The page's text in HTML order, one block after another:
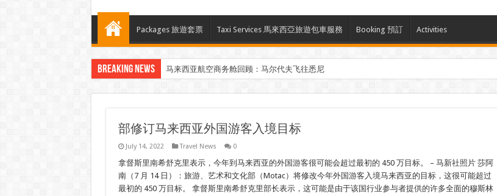
Packages 旅遊套票 Taxi Services 馬來西亞旅遊包車服務 Booking 預訂 Activities
Breaking News 马来西亚航空商务舱回顾：马尔代夫飞往悉尼
Klook客路汇聚超过50位旅游创作者，参与马来西亚Kreatorverse IN x ME 2026
部修订马来西亚外国游客入境目标
July 14, 2022 Travel News 0
拿督斯里南希舒克里表示，今年到马来西亚的外国游客很可能会超过最初的 450 万目标。 – 马新社照片 莎阿
南（7 月 14 日）：旅游、艺术和文化部（Motac）将修改今年外国游客入境马来西亚的目标，这很可能超过
最初的 450 万目标。 拿督斯里南希舒克里部长表示，这可能是由于该国行业参与者提供的许多全面的穆斯林